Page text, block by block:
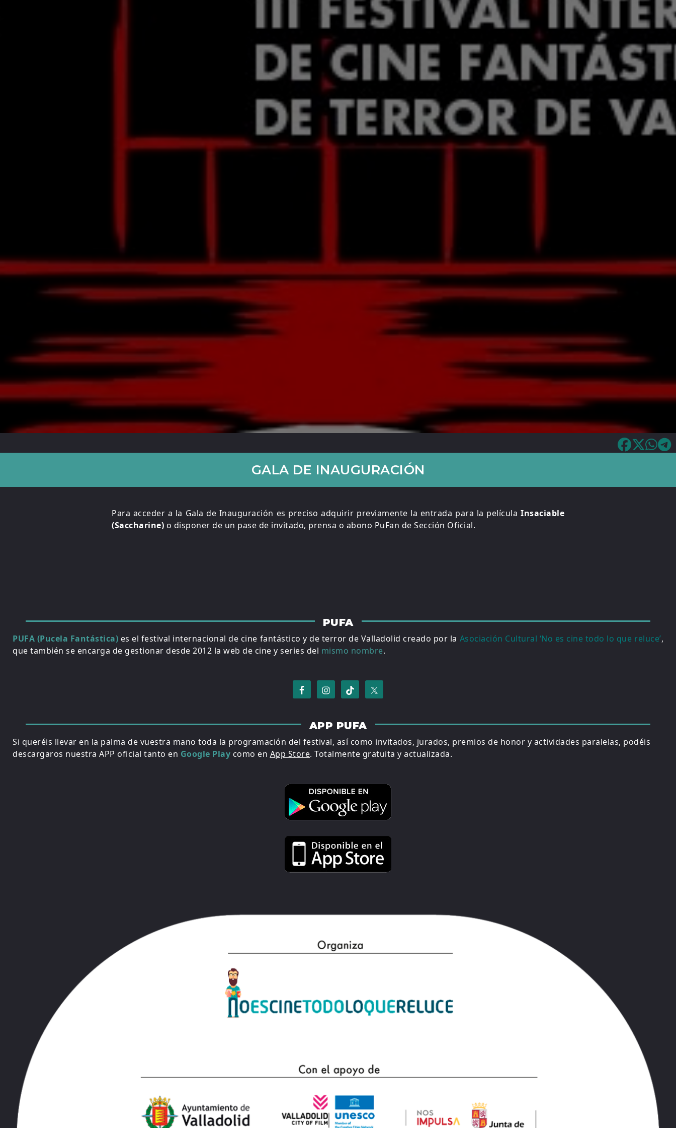
GALA DE INAUGURACIÓN
Para acceder a la Gala de Inauguración es preciso adquirir previamente la entrada para la película Insaciable
(Saccharine) o disponer de un pase de invitado, prensa o abono PuFan de Sección Oficial.
PUFA
PUFA (Pucela Fantástica) es el festival internacional de cine fantástico y de terror de Valladolid creado por la Asociación Cultural ‘No es cine todo lo que reluce’,
que también se encarga de gestionar desde 2012 la web de cine y series del mismo nombre.
APP PUFA
Si queréis llevar en la palma de vuestra mano toda la programación del festival, así como invitados, jurados, premios de honor y actividades paralelas, podéis
descargaros nuestra APP oficial tanto en Google Play como en App Store. Totalmente gratuita y actualizada.